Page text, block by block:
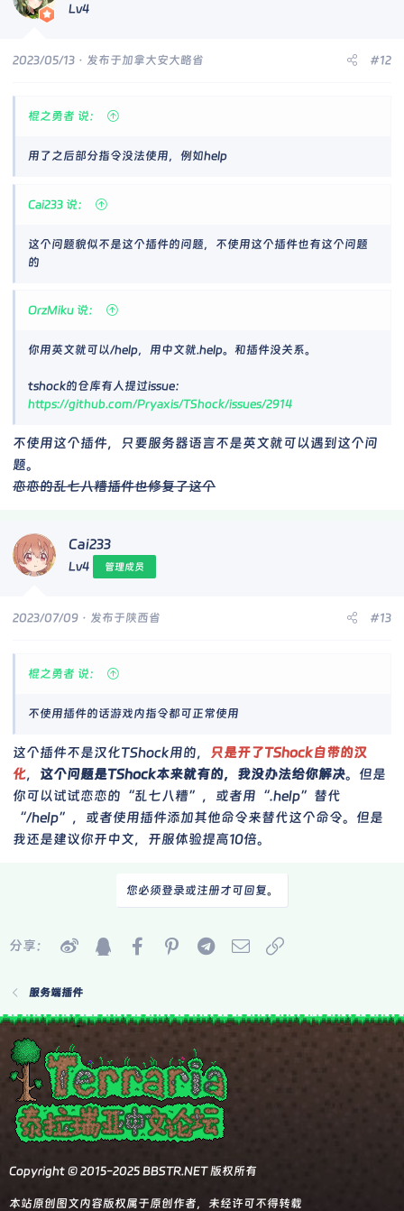
Lv4
2023/05/13 · 发布于加拿大安大略省 #12
棍之勇者 说：
用了之后部分指令没法使用，例如help
Cai233 说：
这个问题貌似不是这个插件的问题，不使用这个插件也有这个问题
的
OrzMiku 说：
你用英文就可以/help，用中文就.help。和插件没关系。
tshock的仓库有人提过issue：
https://github.com/Pryaxis/TShock/issues/2914
不使用这个插件，只要服务器语言不是英文就可以遇到这个问
题。
恋恋的乱七八糟插件也修复了这个
Cai233
Lv4 管理成员
2023/07/09 · 发布于陕西省 #13
棍之勇者 说：
不使用插件的话游戏内指令都可正常使用
这个插件不是汉化TShock用的， 只是开了TShock自带的汉
化， 这个问题是TShock本来就有的，我没办法给你解决。但是
你可以试试恋恋的“乱七八糟”，或者用“.help”替代
“/help”，或者使用插件添加其他命令来替代这个命令。但是
我还是建议你开中文，开服体验提高10倍。
您必须登录或注册才可回复。
分享： 微博 QQ空间FacebookPinterestTelegram
邮件
服务端插件
Copyright © 2015-2025 BBSTR.NET 版权所有
本站原创图文内容版权属于原创作者，未经许可不得转载